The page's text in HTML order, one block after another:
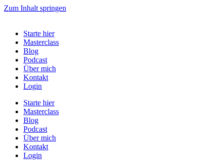
Zum Inhalt springen
Starte hier
Masterclass
Blog
Podcast
Über mich
Kontakt
Login
Starte hier
Masterclass
Blog
Podcast
Über mich
Kontakt
Login